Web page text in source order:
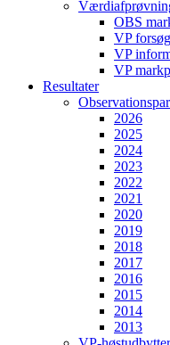
OBS
VP
VP
VP
Resultater
2026
2025
2024
2023
2022
2021
2020
2019
2018
2017
2016
2015
2014
2013